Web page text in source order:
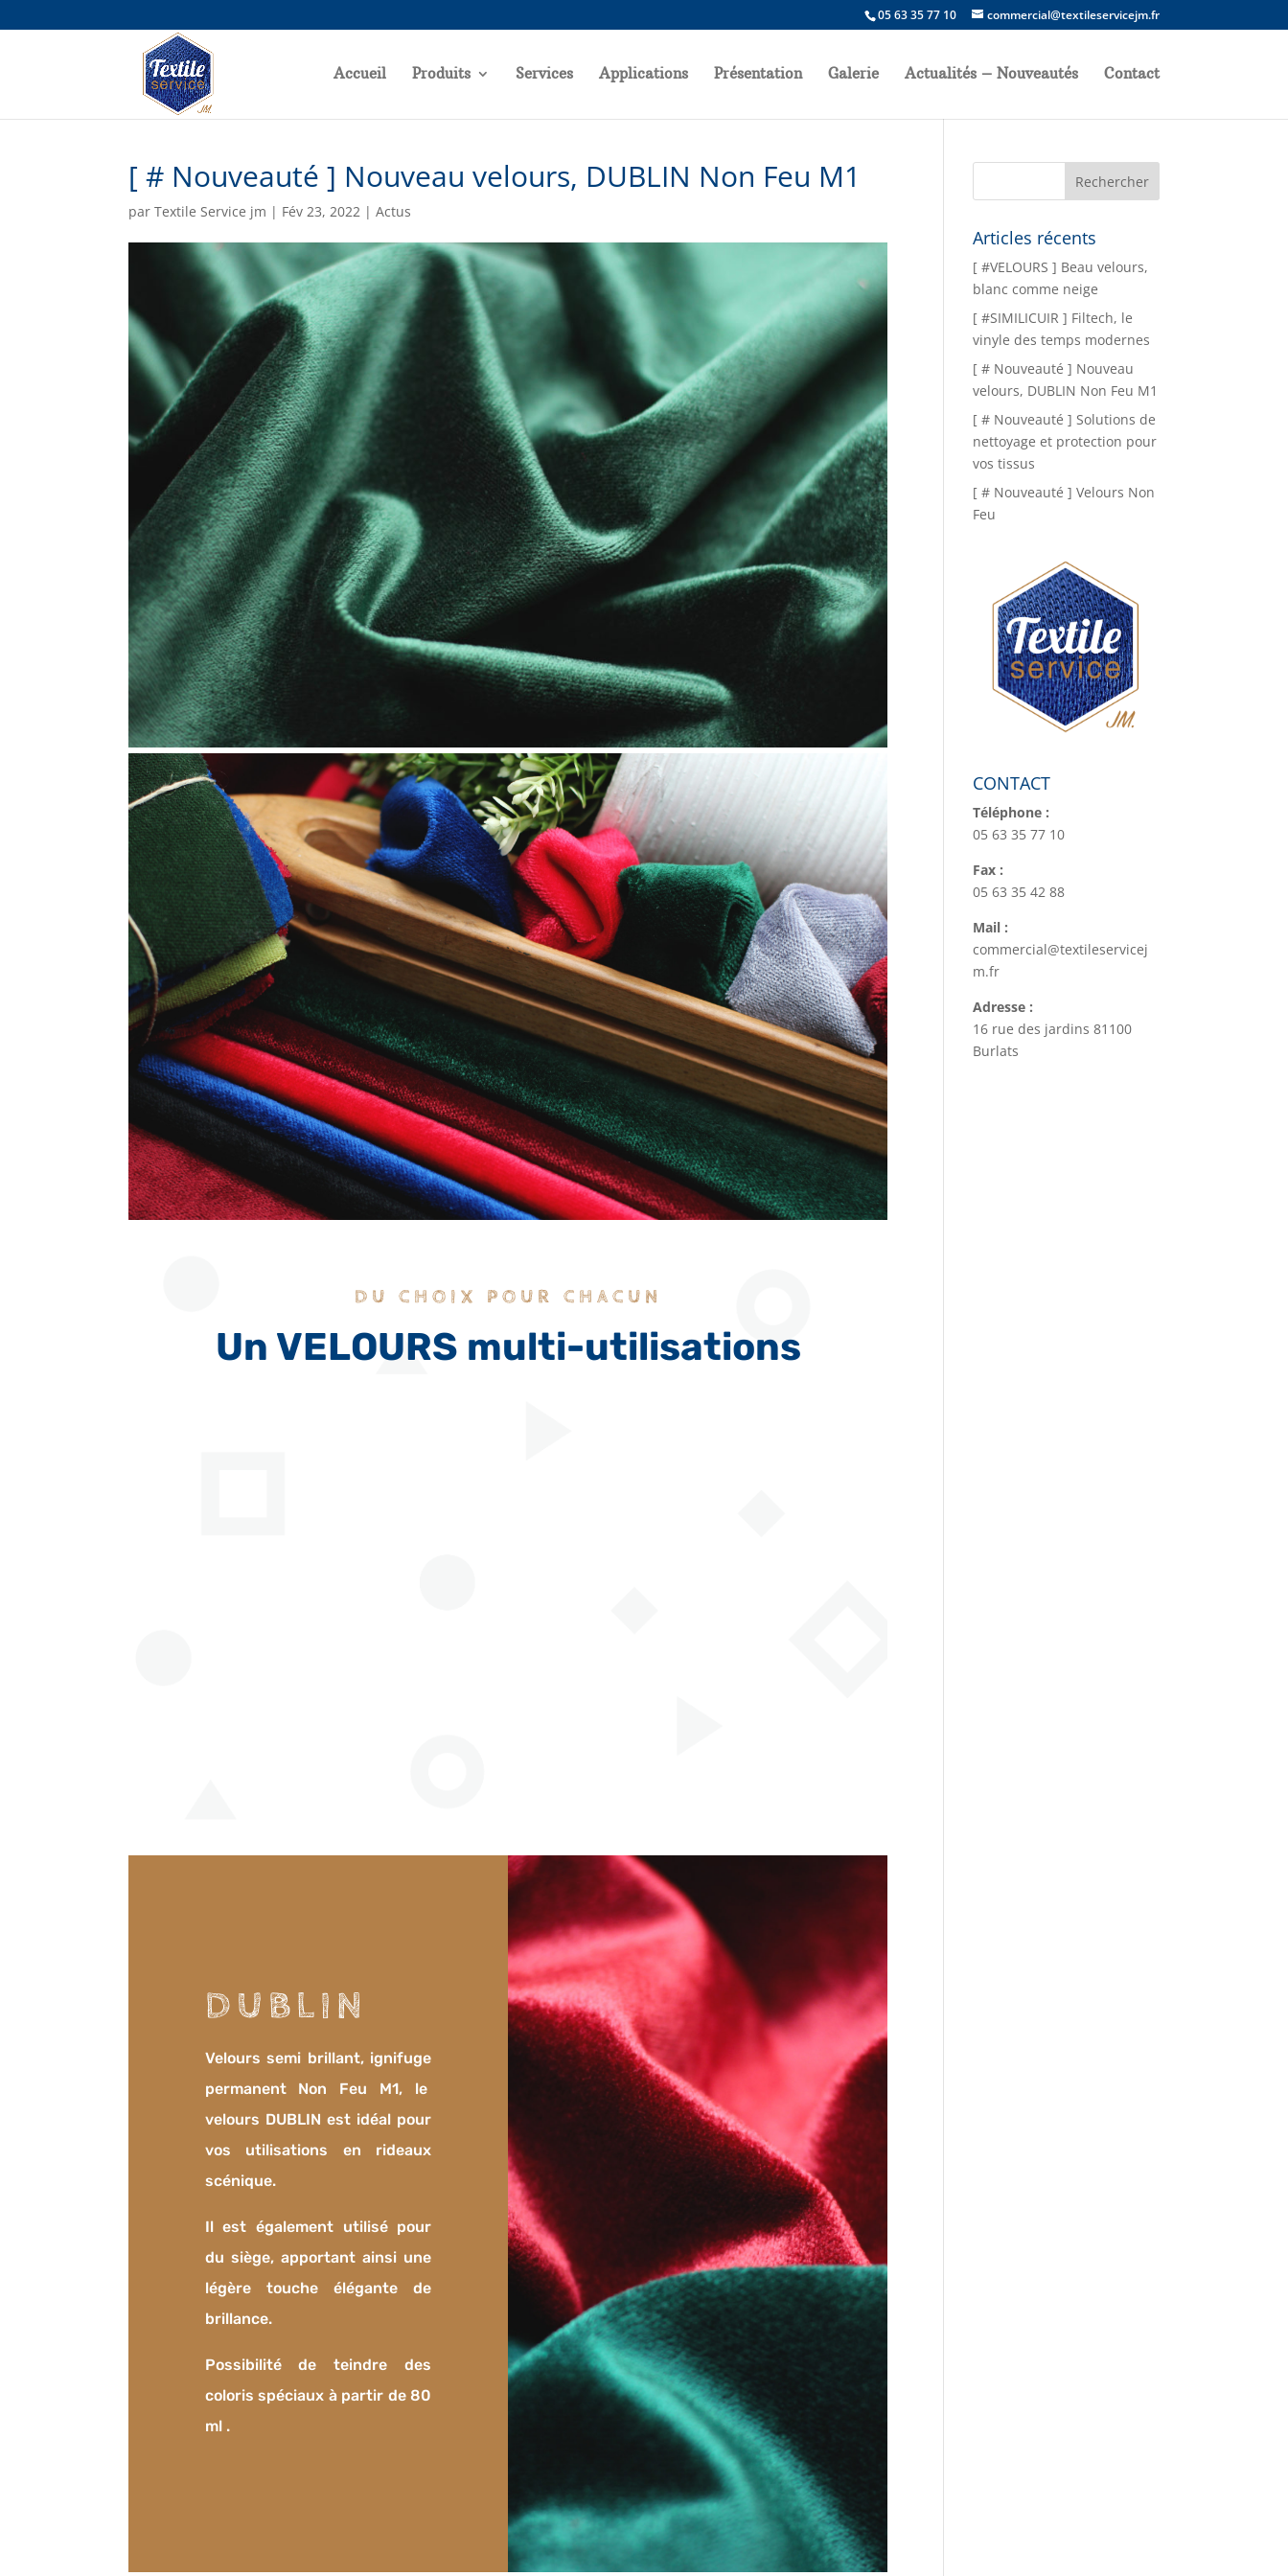
05 63 35 77 10 commercial@textileservicejm.fr
Accueil Produits Services Applications Présentation Galerie Actualités – Nouveautés Contact
[ # Nouveauté ] Nouveau velours, DUBLIN Non Feu M1
parTextile Service jm | Fév 23, 2022 |Actus
DUBLIN, VELOURS M1
DU CHOIX POUR CHACUN
Un VELOURS multi-utilisations
DUBLIN
Velours semi brillant, ignifuge
permanent Non Feu M1, le
velours DUBLIN est idéal pour
vos utilisations en rideaux
scénique.
Il est également utilisé pour
du siège, apportant ainsi une
légère touche élégante de
brillance.
Possibilité de teindre des
coloris spéciaux à partir de 80
ml .
Articles récents
[ #VELOURS ] Beau velours,
blanc comme neige
[ #SIMILICUIR ] Filtech, le
vinyle des temps modernes
[ # Nouveauté ] Nouveau
velours, DUBLIN Non Feu M1
[ # Nouveauté ] Solutions de
nettoyage et protection pour
vos tissus
[ # Nouveauté ] Velours Non
Feu
CONTACT
Téléphone :
05 63 35 77 10
Fax :
05 63 35 42 88
Mail :
commercial@textileservicej
m.fr
Adresse :
16 rue des jardins 81100
Burlats